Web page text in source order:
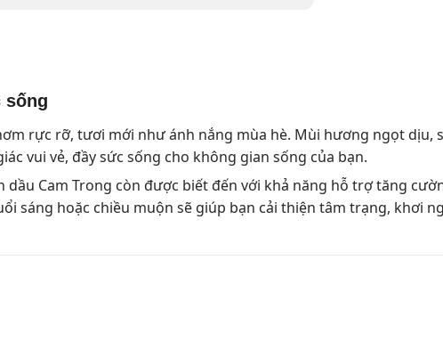
sống
rực rỡ, tươi mới như ánh nắng mùa hè. Mùi hương ngọt dịu,
vui vẻ, đầy sức sống cho không gian sống của bạn.
Cam Trong còn được biết đến với khả năng hỗ trợ tăng
sáng hoặc chiều muộn sẽ giúp bạn cải thiện tâm trạng, khơi